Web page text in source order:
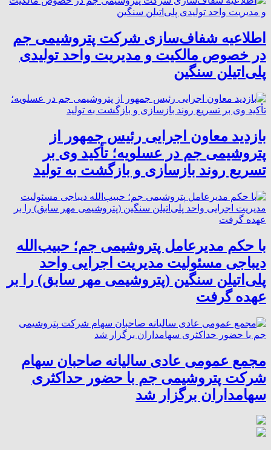
اطلاعیه شفاف‌سازی شرکت پتروشیمی جم
در خصوص مالکیت و مدیریت واحد تولیدی
پلی‌اتیلن سنگین
بازدید معاون اجرایی رئیس جمهور از
پتروشیمی جم در عسلویه؛ تأکید وی بر
تسریع روند بازسازی و بازگشت به تولید
با حکم مدیرعامل پتروشیمی جم؛ حبیب‌الله
دیباجی مسئولیت مدیریت اجرایی واحد
پلی‌اتیلن سنگین (پتروشیمی مهر سابق) را بر
عهده گرفت
مجمع عمومی عادی سالیانه صاحبان سهام
شرکت پتروشیمی جم با حضور حداکثری
سهامداران برگزار شد